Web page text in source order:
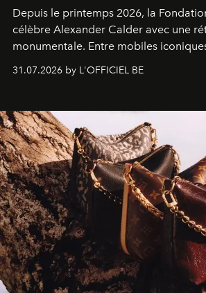
Depuis le printemps 2026, la
célèbre Alexander Calder avec une
monumentale. Entre mobiles
monumentales et poésie du
américain investit les espaces
sculpture.
31.07.2026 by L'OFFICIEL BE